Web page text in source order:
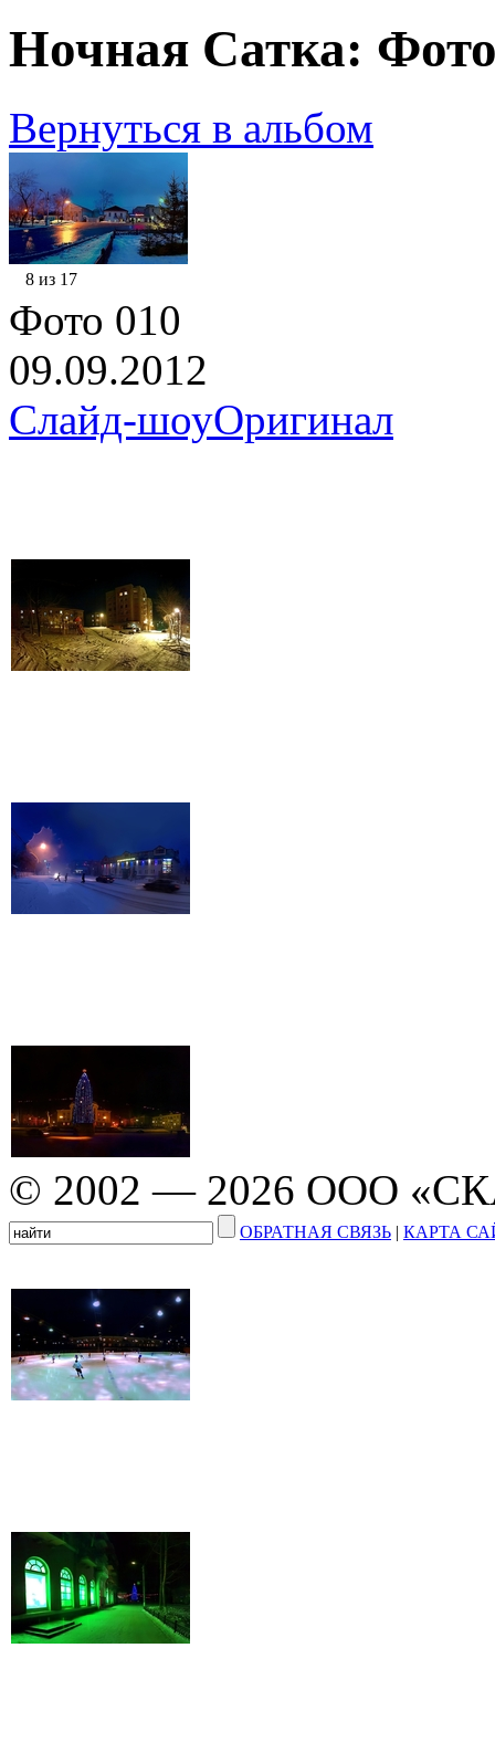
Ночная Сатка:
Вернуться в альбом
8 из 17
Фото 010
09.09.2012
Слайд-шоуОригинал
© 2002 — 2026 ООО
ОБРАТНАЯ СВЯЗЬ | КАРТА